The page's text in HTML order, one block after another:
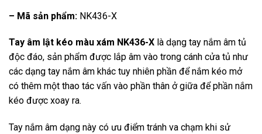
– Mã sản phẩm: NK436-X
Tay âm lật kéo màu xám NK436-X là dạng tay nắm âm tủ
độc đáo, sản phẩm được lắp âm vào trong cánh cửa tủ như
các dạng tay nắm âm khác tuy nhiên phần để nắm kéo mở
có thêm một thao tác vấn vào phần thân ở giữa để phần nắm
kéo được xoay ra.
Tay nắm âm dạng này có ưu điểm tránh va chạm khi sử